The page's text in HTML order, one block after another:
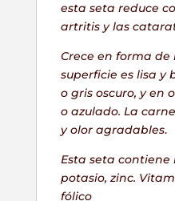
esta seta reduce
artritis y las
Crece en forma de
superficie es lisa y
o gris oscuro, y en
o azulado. La
y olor agradables.
Esta seta contiene
potasio, zinc.
fólico